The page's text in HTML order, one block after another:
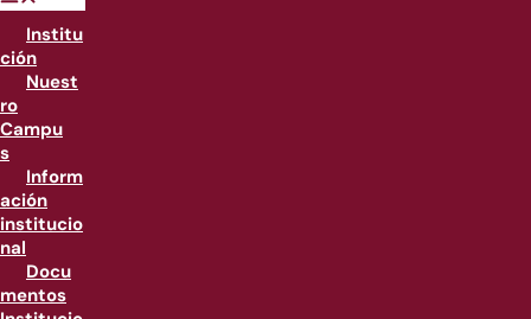
Institu
ción
Nuest
ro
Campu
s
Inform
ación
institucio
nal
Docu
mentos